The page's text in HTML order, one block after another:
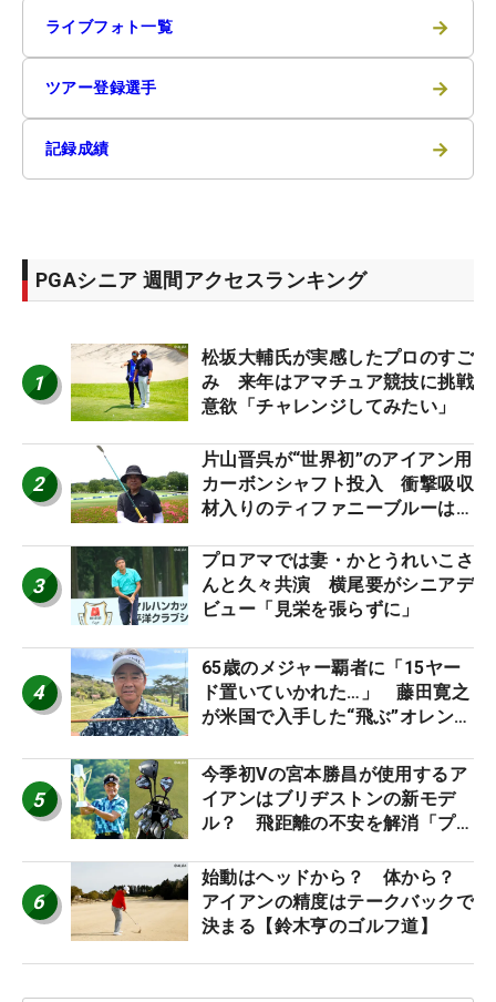
ライブフォト一覧 →
ツアー登録選手 →
記録成績 →
PGAシニア 週間アクセスランキング
1
松坂大輔氏が実感したプロのすご
み 来年はアマチュア競技に挑戦
意欲「チャレンジしてみたい」
2
片山晋呉が“世界初”のアイアン用
カーボンシャフト投入 衝撃吸収
材入りのティファニーブルーは
3
プロアマでは妻・かとうれいこさ
んと久々共演 横尾要がシニアデ
ビュー「見栄を張らずに」
4
65歳のメジャー覇者に「15ヤー
ド置いていかれた…」 藤田寛之
が米国で入手した“飛ぶ”オレンジ
5
今季初Vの宮本勝昌が使用するア
イアンはブリヂストンの新モデ
ル？ 飛距離の不安を解消「プラ
6
始動はヘッドから？ 体から？
アイアンの精度はテークバックで
決まる【鈴木亨のゴルフ道】